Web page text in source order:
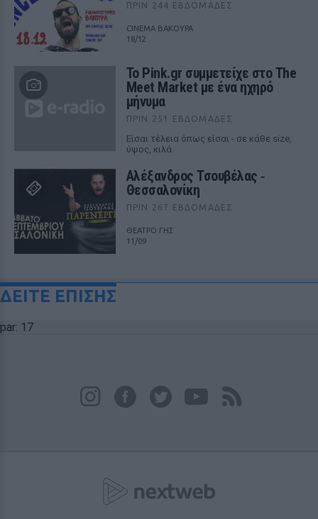
ΠΡΙΝ 244 ΕΒΔΟΜΆΔΕΣ
CINEMA ΒΑΚΟΥΡΑ
18/12
Το Pink.gr συμμετείχε στο The
Meet Market με ένα ηχηρό
μήνυμα
ΠΡΙΝ 251 ΕΒΔΟΜΆΔΕΣ
Είσαι τέλεια όπως είσαι - σε κάθε size,
ύψος, κιλά.
Αλέξανδρος Τσουβέλας ‑
Θεσσαλονίκη
ΠΡΙΝ 267 ΕΒΔΟΜΆΔΕΣ
ΘΕΑΤΡΟ ΓΗΣ
11/09
ΔΕΙΤΕ ΕΠΙΣΗΣ
par: 17